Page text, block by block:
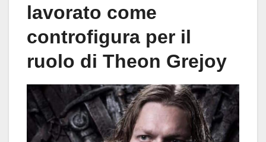
lavorato come
controfigura per il
ruolo di Theon Grejoy